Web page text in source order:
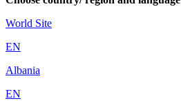
World Site
EN
Albania
EN